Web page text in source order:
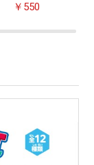
￥550